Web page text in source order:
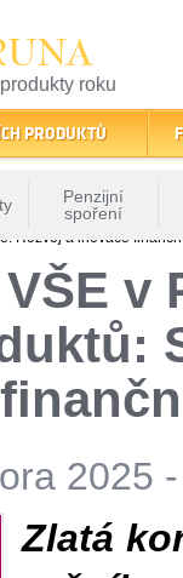
roku
finančním trhu
PRODUKTŮ
Penzijní
spoření
Rozvoj a inovace
v
2025
Zlatá